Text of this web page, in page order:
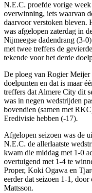
N.E.C. proefde vorige week
overwinning, iets waarvan
daarvoor verstoken bleven.
was afgelopen zaterdag in
Nijmeegse dadendrang (3-
met twee treffers de
tekende voor het derde
De ploeg van Rogier
doelpunten en dat is maar
treffers dat Almere City dit
was in negen wedstrijden
bovendien (samen met
Eredivisie hebben (-17).
Afgelopen seizoen was de
N.E.C. de allerlaatste
kwam die middag met 1-0
overtuigend met 1-4 te
Proper, Koki Ogawa en
eerder dat seizoen 1-1,
Mattsson.